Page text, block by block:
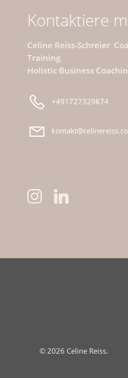
Kontaktiere
Celine Reiss-Schreier
Training
Holistic Business
+491727329874
© 2026 Celine Reiss.